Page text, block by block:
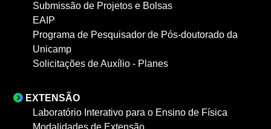
Submissão de Projetos e Bolsas
EAIP
Programa de Pesquisador de Pós-doutorado da
Unicamp
Solicitações de Auxílio - Planes
EXTENSÃO
Laboratório Interativo para o Ensino de Física
Modalidades de Extensão